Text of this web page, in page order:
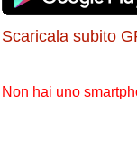
Scaricala subito
Non hai uno